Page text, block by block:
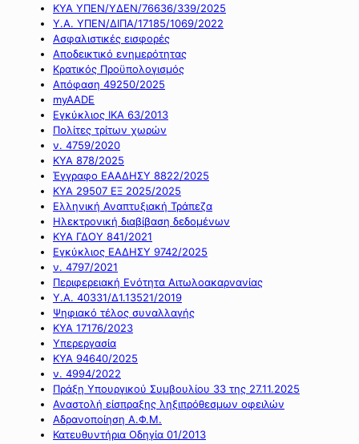
ΚΥΑ ΥΠΕΝ/ΥΔΕΝ/76636/339/2025
Υ.Α. ΥΠΕΝ/ΔΙΠΑ/17185/1069/2022
Ασφαλιστικές εισφορές
Αποδεικτικό ενημερότητας
Κρατικός Προϋπολογισμός
Απόφαση 49250/2025
myAADE
Εγκύκλιος ΙΚΑ 63/2013
Πολίτες τρίτων χωρών
ν. 4759/2020
ΚΥΑ 878/2025
Έγγραφο ΕΑΑΔΗΣΥ 8822/2025
ΚΥΑ 29507 ΕΞ 2025/2025
Ελληνική Αναπτυξιακή Τράπεζα
Ηλεκτρονική διαβίβαση δεδομένων
ΚΥΑ ΓΔΟΥ 841/2021
Εγκύκλιος ΕΑΔΗΣΥ 9742/2025
ν. 4797/2021
Περιφερειακή Ενότητα Αιτωλοακαρνανίας
Υ.Α. 40331/Δ1.13521/2019
Ψηφιακό τέλος συναλλαγής
ΚΥΑ 17176/2023
Υπερεργασία
ΚΥΑ 94640/2025
ν. 4994/2022
Πράξη Υπουργικού Συμβουλίου 33 της 27.11.2025
Αναστολή είσπραξης ληξιπρόθεσμων οφειλών
Αδρανοποίηση Α.Φ.Μ.
Κατευθυντήρια Οδηγία 01/2013